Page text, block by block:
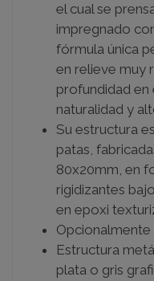
el cual se
impregnado
fórmula única
en relieve muy
profundidad en
naturalidad y
Su estructura
patas,
80x20mm, en
rigidizantes
en epoxi
Estructura
plata o gris